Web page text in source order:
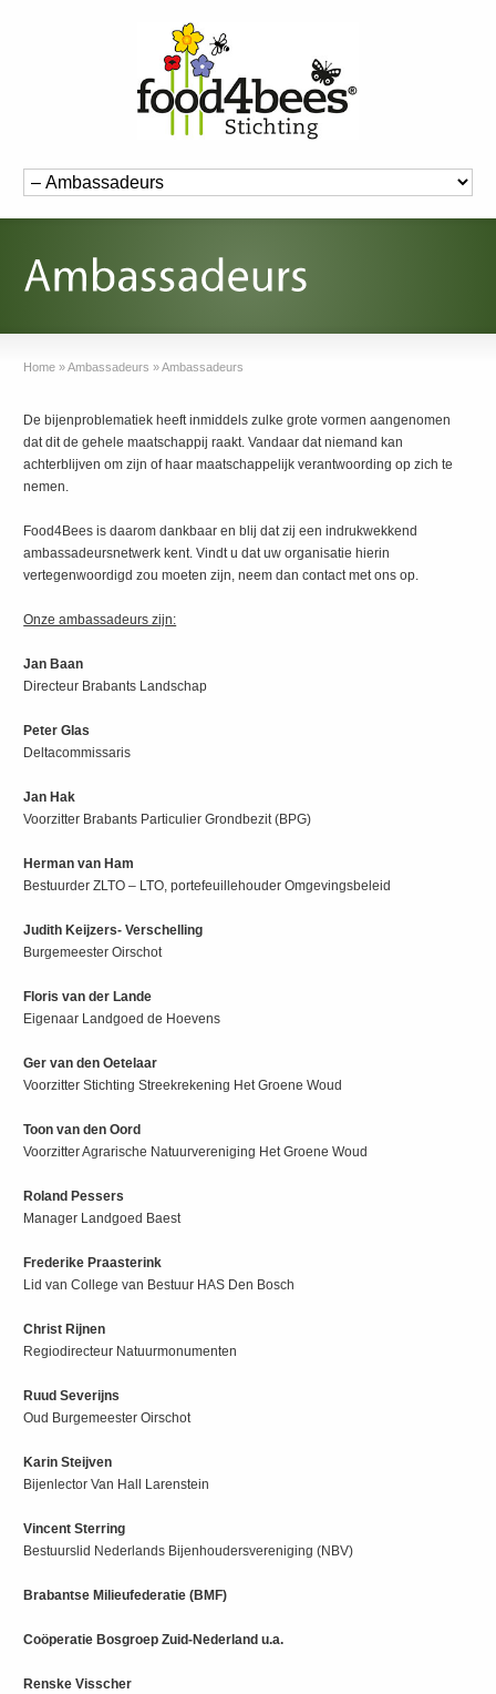
Home »Ambassadeurs »Ambassadeurs
De bijenproblematiek heeft inmiddels zulke grote vormen aangenomen
dat dit de gehele maatschappij raakt. Vandaar dat niemand kan
achterblijven om zijn of haar maatschappelijk verantwoording op zich te
nemen.
Food4Bees is daarom dankbaar en blij dat zij een indrukwekkend
ambassadeursnetwerk kent. Vindt u dat uw organisatie hierin
vertegenwoordigd zou moeten zijn, neem dan contact met ons op.
Onze ambassadeurs zijn:
Jan Baan
Directeur Brabants Landschap
Peter Glas
Deltacommissaris
Jan Hak
Voorzitter Brabants Particulier Grondbezit (BPG)
Herman van Ham
Bestuurder ZLTO – LTO, portefeuillehouder Omgevingsbeleid
Judith Keijzers- Verschelling
Burgemeester Oirschot
Floris van der Lande
Eigenaar Landgoed de Hoevens
Ger van den Oetelaar
Voorzitter Stichting Streekrekening Het Groene Woud
Toon van den Oord
Voorzitter Agrarische Natuurvereniging Het Groene Woud
Roland Pessers
Manager Landgoed Baest
Frederike Praasterink
Lid van College van Bestuur HAS Den Bosch
Christ Rijnen
Regiodirecteur Natuurmonumenten
Ruud Severijns
Oud Burgemeester Oirschot
Karin Steijven
Bijenlector Van Hall Larenstein
Vincent Sterring
Bestuurslid Nederlands Bijenhoudersvereniging (NBV)
Brabantse Milieufederatie (BMF)
Coöperatie Bosgroep Zuid-Nederland u.a.
Renske Visscher